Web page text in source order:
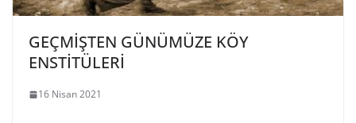
GEÇMİŞTEN GÜNÜMÜZE KÖY
ENSTİTÜLERİ
16 Nisan 2021